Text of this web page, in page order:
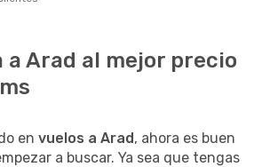
a Arad al mejor precio
en vuelos a Arad, ahora es buen
a buscar. Ya sea que tengas